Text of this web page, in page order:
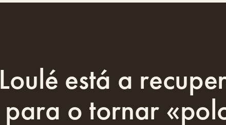
está a
o tornar